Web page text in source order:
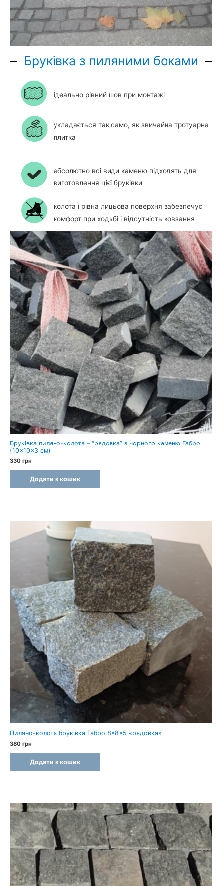
Бруківка з пиляними боками
ідеально рівний шов при монтажі
укладається так само, як звичайна тротуарна
плитка
абсолютно всі види каменю підходять для
виготовлення цієї бруківки
колота і рівна лицьова поверхня забезпечує
комфорт при ходьбі і відсутність ковзання
Бруківка пиляно-колота – “рядовка” з чорного каменю Габро
(10×10×3 см)
330 грн
Додати в кошик
Пиляно-колота бруківка Габро 8×8×5 «рядовка»
380 грн
Додати в кошик